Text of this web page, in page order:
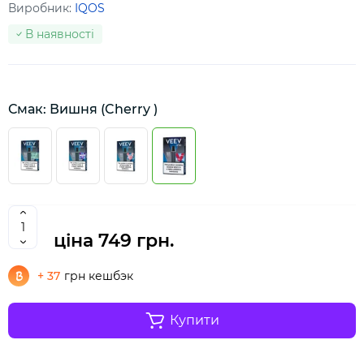
Виробник: IQOS
В наявності
Смак: Вишня (Cherry )
ціна 749 грн.
+ 37 грн кешбэк
Купити